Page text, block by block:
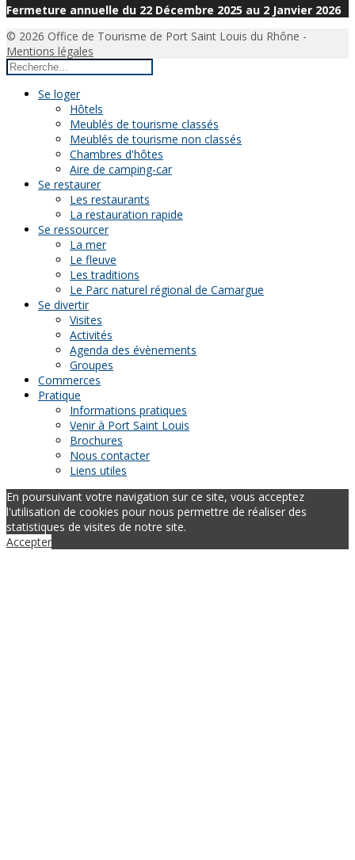
Fermeture annuelle du 22 Décembre 2025 au 2 Janvier 2026
© 2026 Office de Tourisme de Port Saint Louis du Rhône -
Mentions légales
Se loger
Hôtels
Meublés de tourisme classés
Meublés de tourisme non classés
Chambres d'hôtes
Aire de camping-car
Se restaurer
Les restaurants
La restauration rapide
Se ressourcer
La mer
Le fleuve
Les traditions
Le Parc naturel régional de Camargue
Se divertir
Visites
Activités
Agenda des évènements
Groupes
Commerces
Pratique
Informations pratiques
Venir à Port Saint Louis
Brochures
Nous contacter
Liens utiles
En poursuivant votre navigation sur ce site, vous acceptez
l'utilisation de cookies pour nous permettre de réaliser des
statistiques de visites de notre site.
Accepter